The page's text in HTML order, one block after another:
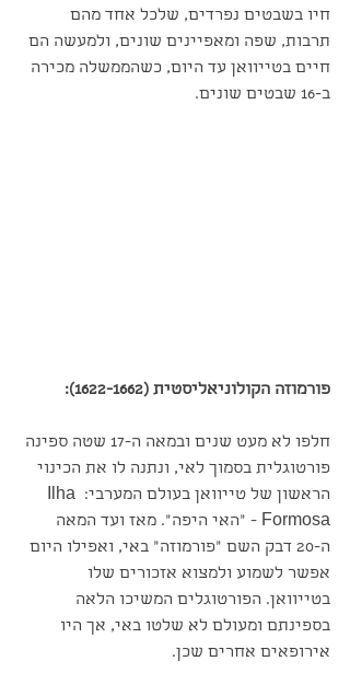
חיו בשבטים נפרדים, שלכל אחד מהם
תרבות, שפה ומאפיינים שונים, ולמעשה הם
חיים בטייוואן עד היום, כשהממשלה מכירה
ב-16 שבטים שונים.
פורמוזה הקולוניאליסטית (1622-1662):
חלפו לא מעט שנים ובמאה ה-17 שטה ספינה
פורטוגלית בסמוך לאי, ונתנה לו את הכינוי
הראשון של טייוואן בעולם המערבי: Ilha
Formosa - "האי היפה". מאז ועד המאה
ה-20 דבק השם "פורמוזה" באי, ואפילו היום
אפשר לשמוע ולמצוא אזכורים שלו
בטייוואן. הפורטוגלים המשיכו הלאה
בספינתם ומעולם לא שלטו באי, אך היו
אירופאים אחרים שכן.